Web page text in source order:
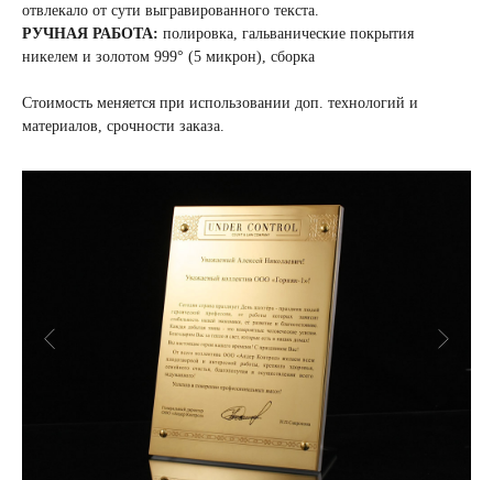
отвлекало от сути выгравированного текста.
РУЧНАЯ РАБОТА: полировка, гальванические покрытия
никелем и золотом 999° (5 микрон), сборка
Стоимость меняется при использовании доп. технологий и
материалов, срочности заказа.